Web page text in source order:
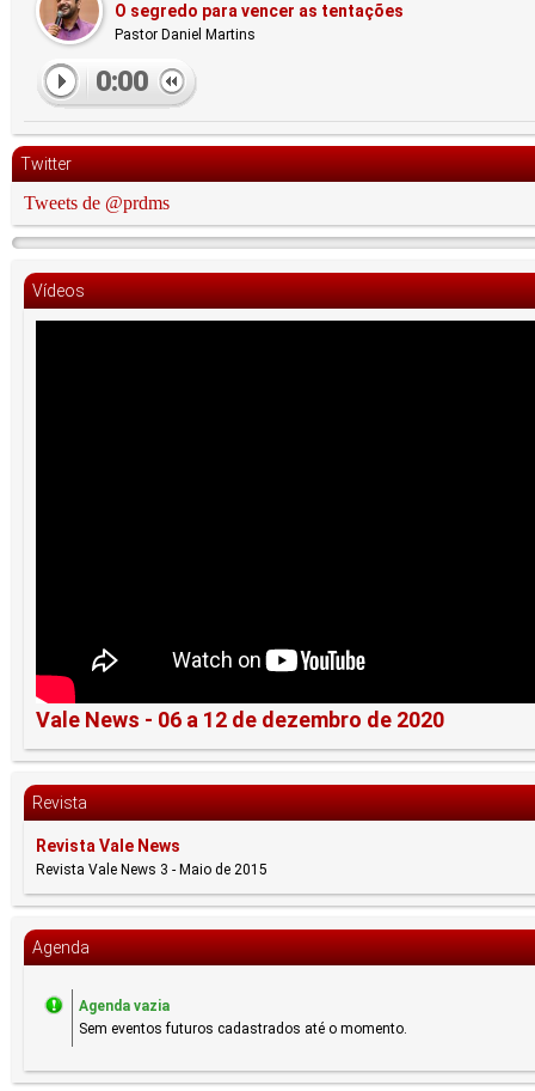
O segredo para vencer as tentações
Pastor Daniel Martins
0:00
Twitter
Tweets de @prdms
Vídeos
Vale News - 06 a 12 de dezembro de 2020
Revista
Revista Vale News
Revista Vale News 3 - Maio de 2015
Agenda
Agenda vazia
Sem eventos futuros cadastrados até o momento.